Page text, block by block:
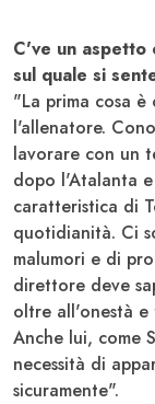
C've un
sul quale si
"La prima cosa è
l'allenatore.
lavorare con un
dopo l'Atalanta
caratteristica di
quotidianità. Ci
malumori e di
direttore deve
oltre all'onestà e
Anche lui, come
necessità di
sicuramente".